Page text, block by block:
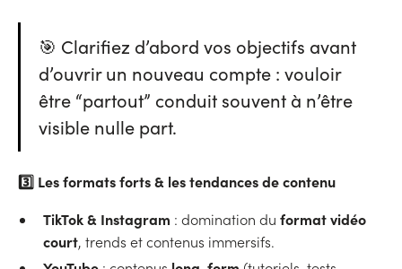
🎯 Clarifiez d’abord vos objectifs avant
d’ouvrir un nouveau compte : vouloir
être “partout” conduit souvent à n’être
visible nulle part.
3️⃣ Les formats forts & les tendances de contenu
TikTok & Instagram : domination du format vidéo
court, trends et contenus immersifs.